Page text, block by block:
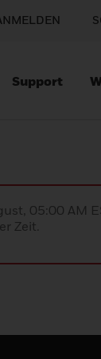
Support
05:00 AM
Zeit.